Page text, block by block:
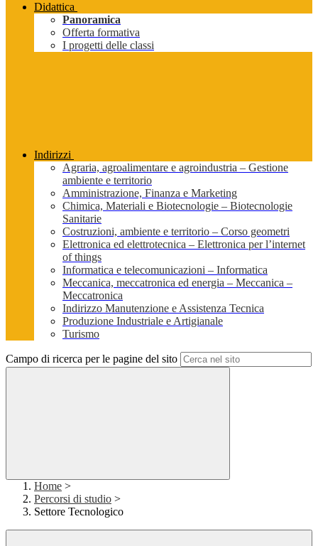
Didattica
Panoramica
Offerta formativa
I progetti delle classi
Indirizzi
Agraria, agroalimentare e agroindustria – Gestione
ambiente e territorio
Amministrazione, Finanza e Marketing
Chimica, Materiali e Biotecnologie – Biotecnologie
Sanitarie
Costruzioni, ambiente e territorio – Corso geometri
Elettronica ed elettrotecnica – Elettronica per l’internet
of things
Informatica e telecomunicazioni – Informatica
Meccanica, meccatronica ed energia – Meccanica –
Meccatronica
Indirizzo Manutenzione e Assistenza Tecnica
Produzione Industriale e Artigianale
Turismo
Campo di ricerca per le pagine del sito
Home >
Percorsi di studio >
Settore Tecnologico